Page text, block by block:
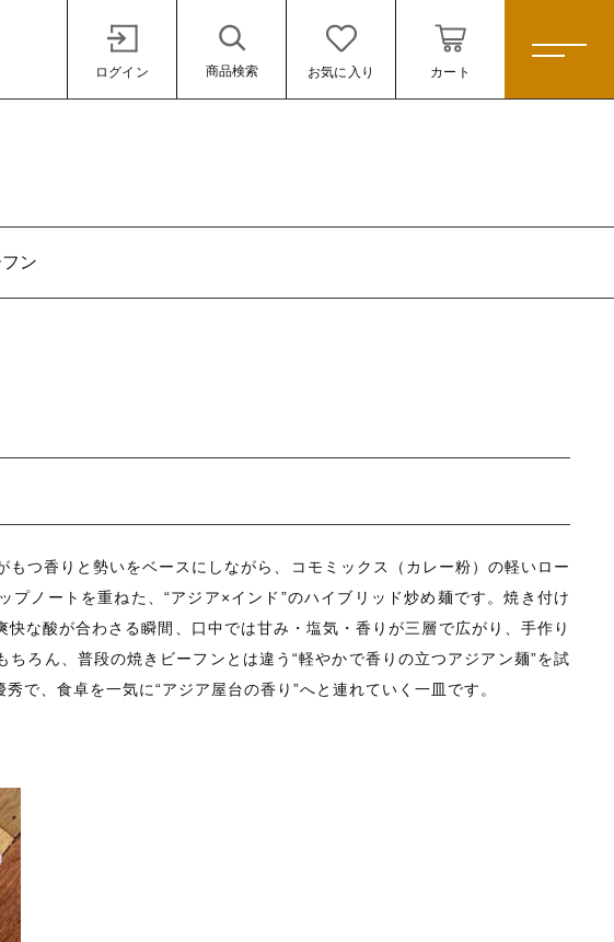
ログイン
商品検索 お気に入り カート
ン
つ香りと勢いをベースにしながら、コモミックス（カレー粉）の軽いロー
ノートを重ねた、“アジア×インド”のハイブリッド炒め麺です。焼き付け
な酸が合わさる瞬間、口中では甘み・塩気・香りが三層で広がり、手作り
ろん、普段の焼きビーフンとは違う“軽やかで香りの立つアジアン麺”を試
で、食卓を一気に“アジア屋台の香り”へと連れていく一皿です。
すべての商品
セール
当店について